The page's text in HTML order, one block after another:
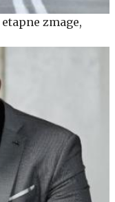
zmage,